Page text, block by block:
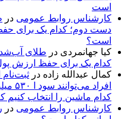
است
کارشناس روابط عمومی در
دست دوم؛ کدام یک برای
است؟
کیا جهانمردی در طلای
کدام یک برای حفظ ارزش
کمال عبدالله زاده در
کدام ماشین را انتخاب
کارشناس روابط عمومی در